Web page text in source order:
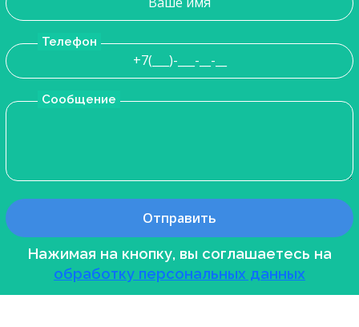
Телефон
Сообщение
Нажимая на кнопку, вы соглашаетесь на
обработку персональных данных